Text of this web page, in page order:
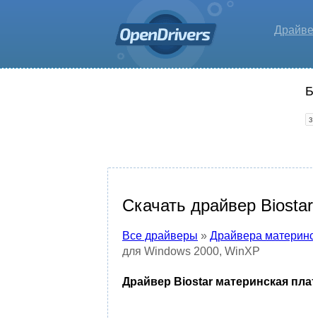
Скачать драйвер
Все драйверы » Драйвера
для Windows 2000, WinXP
Драйвер Biostar материнская